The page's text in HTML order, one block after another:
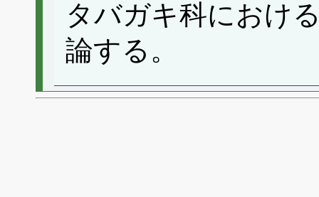
タバガキ科におけ
論する。